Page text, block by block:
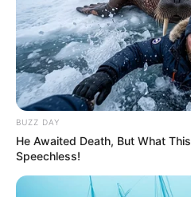
BUZZ DAY
He Awaited Death, But What
Speechless!